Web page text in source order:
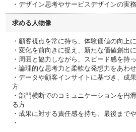
・デザイン思考やサービスデザインの実
求める人物像
・顧客視点を常に持ち、体験価値の向上
・変化を前向きに捉え、新たな価値創出
・周囲と協力しながら、スピード感を持
・論理的な思考力と柔軟な発想力をあわ
・データや顧客インサイトに基づき、成
方
・部門横断でのコミュニケーションを円
る方
・成果に対する責任感を持ち、最後まで
・